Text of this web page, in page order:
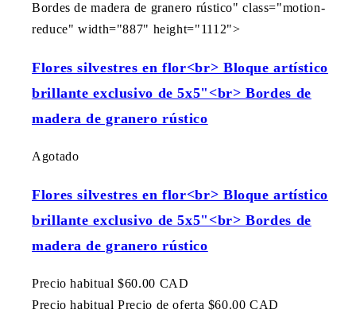
Bordes de madera de granero rústico" class="motion-
reduce" width="887" height="1112">
Flores silvestres en flor<br> Bloque artístico
brillante exclusivo de 5x5"<br> Bordes de
madera de granero rústico
Agotado
Flores silvestres en flor<br> Bloque artístico
brillante exclusivo de 5x5"<br> Bordes de
madera de granero rústico
Precio habitual $60.00 CAD
Precio habitual Precio de oferta $60.00 CAD